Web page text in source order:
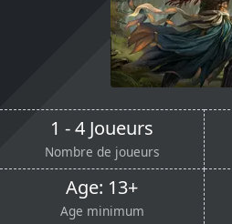
1 - 4 Joueurs
Nombre de joueurs
Age: 13+
Age minimum